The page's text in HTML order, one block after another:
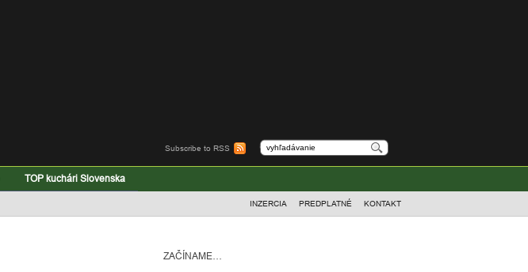
Subscribe to RSS
TOP kuchári Slovenska
INZERCIA PREDPLATNÉ KONTAKT
ZAČÍNAME…